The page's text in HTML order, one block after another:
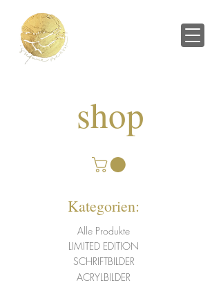
shop
Kategorien:
Alle Produkte
LIMITED EDITION
SCHRIFTBILDER
ACRYLBILDER